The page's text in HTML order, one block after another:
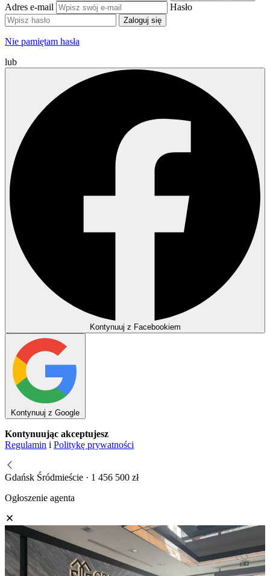
Adres e-mail Hasło
Zaloguj się
Nie pamiętam hasła
lub
Kontynuuj z Facebookiem
Kontynuuj z Google
Kontynuując akceptujesz
Regulamin i Politykę prywatności
Gdańsk Śródmieście · 1 456 500 zł
Ogłoszenie agenta